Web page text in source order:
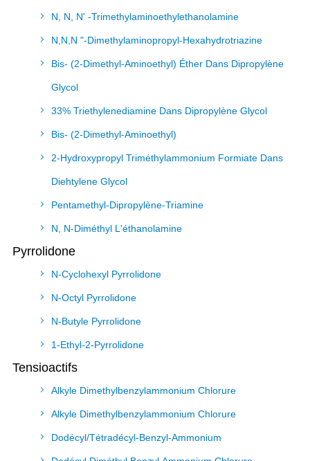
N, N, N' -Trimethylaminoethylethanolamine
N,N,N "-Dimethylaminopropyl-Hexahydrotriazine
Bis- (2-Dimethyl-Aminoethyl) Éther Dans Dipropylène
Glycol
33% Triethylenediamine Dans Dipropylène Glycol
Bis- (2-Dimethyl-Aminoethyl)
2-Hydroxypropyl Triméthylammonium Formiate Dans
Diehtylene Glycol
Pentamethyl-Dipropylène-Triamine
N, N-Diméthyl L'éthanolamine
Pyrrolidone
N-Cyclohexyl Pyrrolidone
N-Octyl Pyrrolidone
N-Butyle Pyrrolidone
1-Ethyl-2-Pyrrolidone
Tensioactifs
Alkyle Dimethylbenzylammonium Chlorure
Alkyle Dimethylbenzylammonium Chlorure
Dodécyl/Tétradécyl-Benzyl-Ammonium